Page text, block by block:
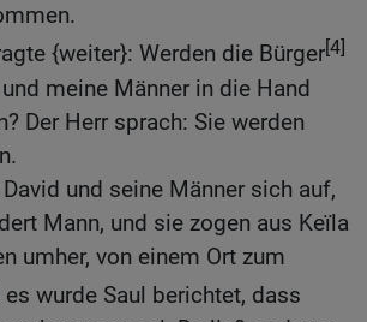
{weiter}: Werden die Bürger[4]
meine Männer in die Hand
Der Herr sprach: Sie werden
und seine Männer sich auf,
Mann, und sie zogen aus Keïla
umher, von einem Ort zum
es wurde Saul berichtet, dass